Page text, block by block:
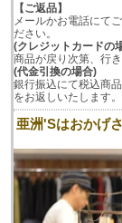
【ご返品】
メールかお電話にて
ださい。
(クレジットカードの
商品が戻り次第、行
(代金引換の場合)
銀行振込にて税込商
をお返しいたします。
亜洲'Sはおかげ